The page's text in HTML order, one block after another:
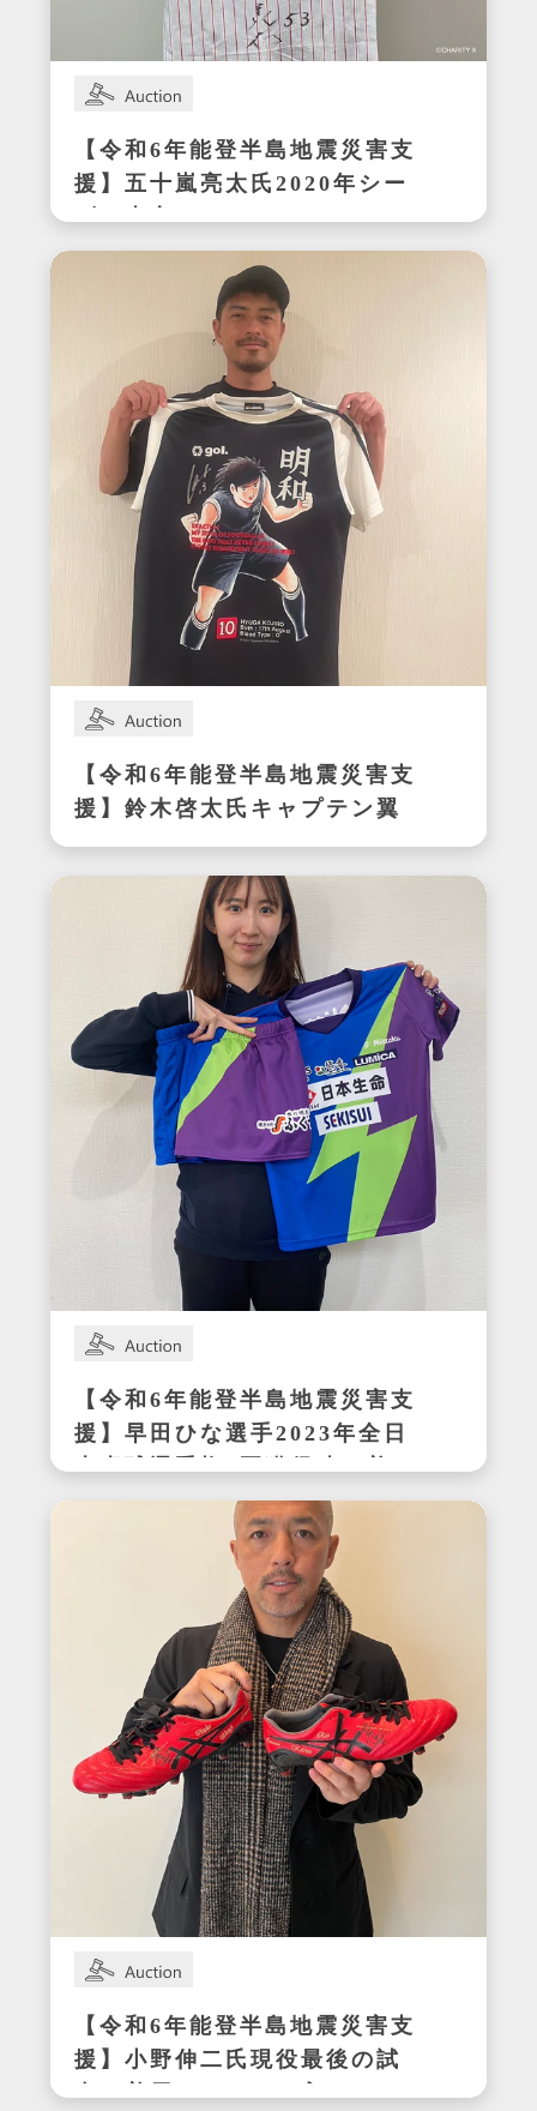
【令和6年能登半島地震災害支
援】五十嵐亮太氏2020年シー
ズン東京ヤクルトスワローズ
在籍時の着用サイン入りユニ
【令和6年能登半島地震災害支
援】鈴木啓太氏キャプテン翼
CUP かつしか2024エキシビ
ジョンマッチ着用サイン入り
明和ユニフォーム
【令和6年能登半島地震災害支
援】早田ひな選手2023年全日
本卓球選手権3冠獲得時の着用
サイン入りセットアップ
【令和6年能登半島地震災害支
援】小野伸二氏現役最後の試
合で着用したサイン入りスパ